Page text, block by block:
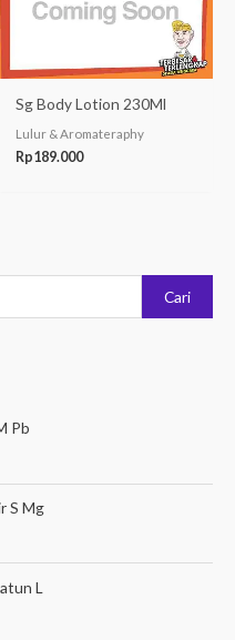
Cari
Pb
S Mg
L
Sg Body Lotion 230Ml
Lulur & Aromateraphy
Rp189.000